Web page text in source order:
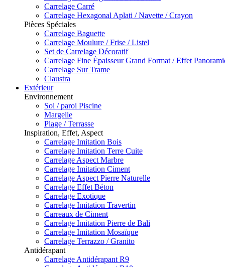
Carrelage Carré
Carrelage Hexagonal Aplati / Navette / Crayon
Pièces Spéciales
Carrelage Baguette
Carrelage Moulure / Frise / Listel
Set de Carrelage Décoratif
Carrelage Fine Épaisseur Grand Format / Effet
Carrelage Sur Trame
Claustra
Extérieur
Environnement
Sol / paroi Piscine
Margelle
Plage / Terrasse
Inspiration, Effet, Aspect
Carrelage Imitation Bois
Carrelage Imitation Terre Cuite
Carrelage Aspect Marbre
Carrelage Imitation Ciment
Carrelage Aspect Pierre Naturelle
Carrelage Effet Béton
Carrelage Exotique
Carrelage Imitation Travertin
Carreaux de Ciment
Carrelage Imitation Pierre de Bali
Carrelage Imitation Mosaïque
Carrelage Terrazzo / Granito
Antidérapant
Carrelage Antidérapant R9